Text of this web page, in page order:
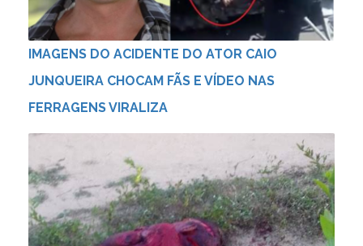
IMAGENS DO ACIDENTE DO ATOR CAIO
JUNQUEIRA CHOCAM FÃS E VÍDEO NAS
FERRAGENS VIRALIZA